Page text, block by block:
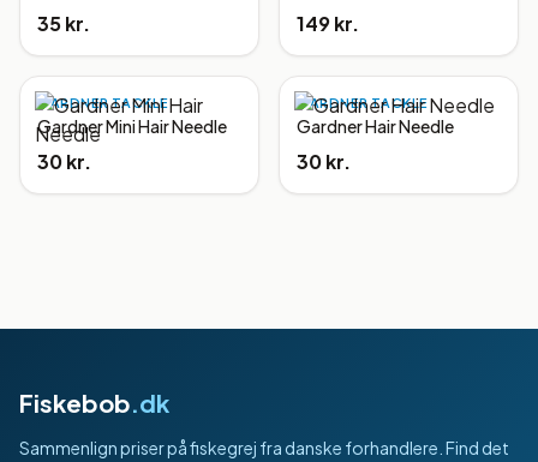
35 kr. 149 kr.
GARDNER TACKLE
Gardner Mini Hair Needle
30 kr.
GARDNER TACKLE
Gardner Hair Needle
30 kr.
Fiskebob.dk
Sammenlign priser på fiskegrej fra danske forhandlere. Find det